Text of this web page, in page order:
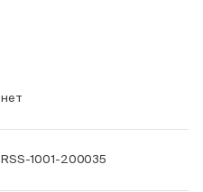
нет
RSS-1001-200035